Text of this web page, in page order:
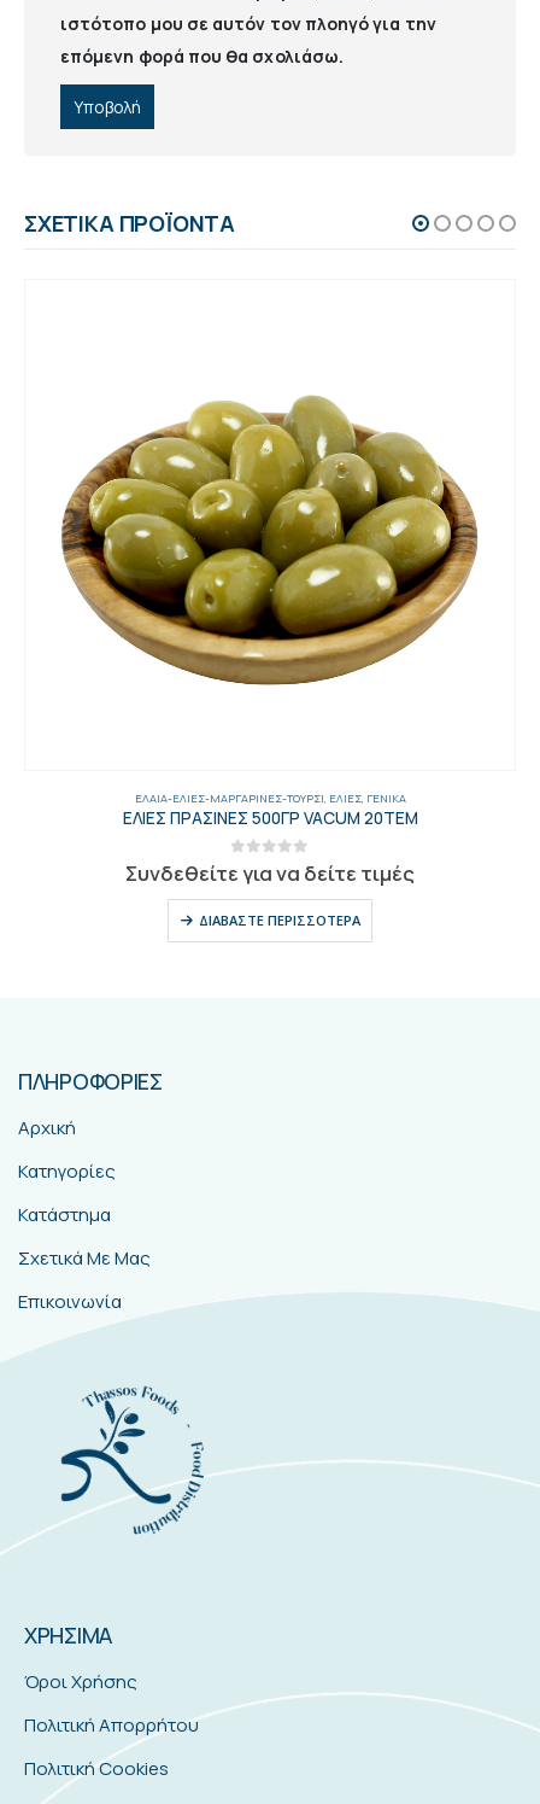
ιστότοπο μου σε αυτόν τον πλοηγό για την
επόμενη φορά που θα σχολιάσω.
ΣΧΕΤΙΚΆ ΠΡΟΪΌΝΤΑ
ΈΛΑΙΑ-ΕΛΙΈΣ-ΜΑΡΓΑΡΊΝΕΣ-ΤΟΥΡΣΊ, ΕΛΙΈΣ, ΓΕΝΙΚΑ
ΕΛΙΕΣ ΠΡΑΣΙΝΕΣ 500ΓΡ VACUM 20ΤΕΜ
out of 5
Συνδεθείτε για να δείτε τιμές
ΔΙΑΒΆΣΤΕ ΠΕΡΙΣΣΌΤΕΡΑ
ΠΛΗΡΟΦΟΡΙΕΣ
Αρχική
Κατηγορίες
Κατάστημα
Σχετικά Με Μας
Επικοινωνία
ΧΡΗΣΙΜΑ
Όροι Χρήσης
Πολιτική Απορρήτου
Πολιτική Cookies